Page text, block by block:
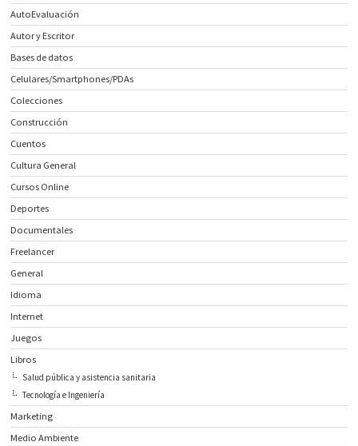
AutoEvaluación
Autor y Escritor
Bases de datos
Celulares/Smartphones/PDAs
Colecciones
Construcción
Cuentos
Cultura General
Cursos Online
Deportes
Documentales
Freelancer
General
Idioma
Internet
Juegos
Libros
Salud pública y asistencia sanitaria
Tecnología e Ingeniería
Marketing
Medio Ambiente